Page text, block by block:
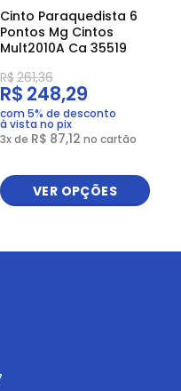
Cinto Paraquedista 6
Pontos Mg Cintos
Mult2010A Ca 35519
3x de R$ 87,12 no cartão
R$261,36
R$ 248,29
com 5% de desconto
à vista no pix
VER OPÇÕES